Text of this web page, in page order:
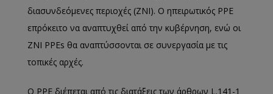
διασυνδεόμενες περιοχές (ZNI). Ο ηπειρωτικός PPE
επρόκειτο να αναπτυχθεί από την κυβέρνηση, ενώ οι
ZNI PPEs θα αναπτύσσονται σε συνεργασία με τις
τοπικές αρχές.
Ο PPE διέπεται από τις διατάξεις των άρθρων L.141-1